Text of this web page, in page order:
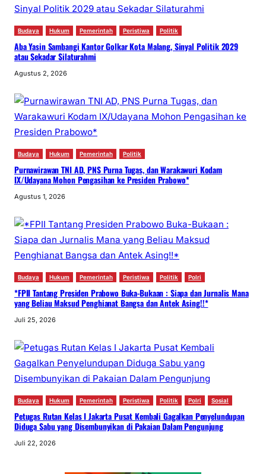
Budaya Hukum Pemerintah Peristiwa Politik
Aba Yasin Sambangi Kantor Golkar Kota Malang, Sinyal Politik 2029
atau Sekadar Silaturahmi
Agustus 2, 2026
Budaya Hukum Pemerintah Politik
Purnawirawan TNI AD, PNS Purna Tugas, dan Warakawuri Kodam
IX/Udayana Mohon Pengasihan ke Presiden Prabowo*
Agustus 1, 2026
Budaya Hukum Pemerintah Peristiwa Politik Polri
*FPII Tantang Presiden Prabowo Buka-Bukaan : Siapa dan Jurnalis Mana
yang Beliau Maksud Penghianat Bangsa dan Antek Asing!!*
Juli 25, 2026
Budaya Hukum Pemerintah Peristiwa Politik Polri Sosial
Petugas Rutan Kelas I Jakarta Pusat Kembali Gagalkan Penyelundupan
Diduga Sabu yang Disembunyikan di Pakaian Dalam Pengunjung
Juli 22, 2026